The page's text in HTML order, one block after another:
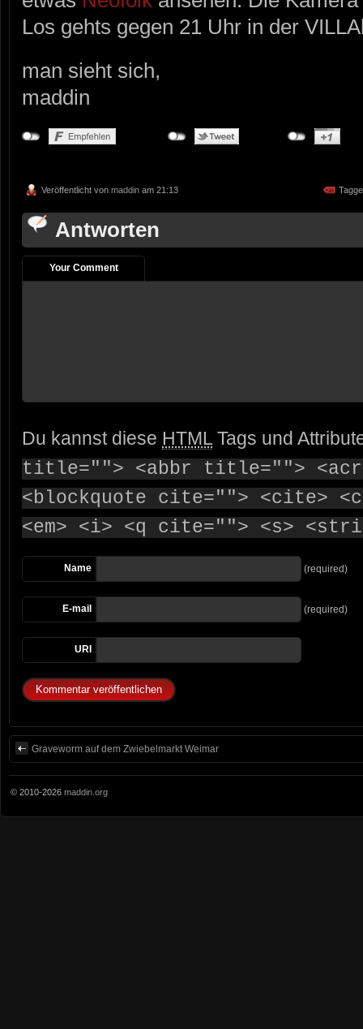
Los gehts gegen 21 Uhr in der
man sieht sich,
maddin
Veröffentlicht von maddin am 21:13
Antworten
Your Comment
Du kannst diese HTML Tags und
title=""> <abbr title="">
<blockquote cite=""> <cite>
<em> <i> <q cite=""> <s>
Name (required)
E-mail (required)
URI
Graveworm auf dem Zwiebelmarkt Weimar
© 2010-2026 maddin.org